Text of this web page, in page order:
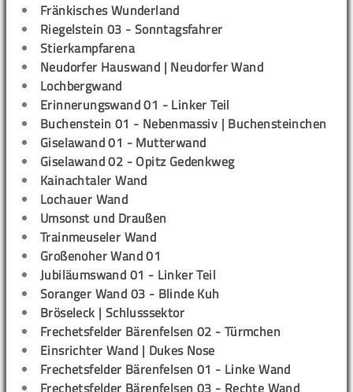
Fränkisches Wunderland
Riegelstein 03 - Sonntagsfahrer
Stierkampfarena
Neudorfer Hauswand | Neudorfer Wand
Lochbergwand
Erinnerungswand 01 - Linker Teil
Buchenstein 01 - Nebenmassiv | Buchensteinchen
Giselawand 01 - Mutterwand
Giselawand 02 - Opitz Gedenkweg
Kainachtaler Wand
Lochauer Wand
Umsonst und Draußen
Trainmeuseler Wand
Großenoher Wand 01
Jubiläumswand 01 - Linker Teil
Soranger Wand 03 - Blinde Kuh
Bröseleck | Schlusssektor
Frechetsfelder Bärenfelsen 02 - Türmchen
Einsrichter Wand | Dukes Nose
Frechetsfelder Bärenfelsen 01 - Linke Wand
Frechetsfelder Bärenfelsen 03 - Rechte Wand